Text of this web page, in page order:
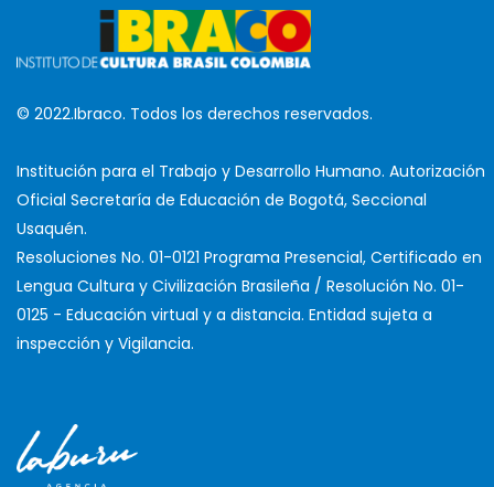
© 2022.Ibraco. Todos los derechos reservados.
Institución para el Trabajo y Desarrollo Humano. Autorización
Oficial Secretaría de Educación de Bogotá, Seccional
Usaquén.
Resoluciones No. 01-0121 Programa Presencial, Certificado en
Lengua Cultura y Civilización Brasileña / Resolución No. 01-
0125 - Educación virtual y a distancia. Entidad sujeta a
inspección y Vigilancia.